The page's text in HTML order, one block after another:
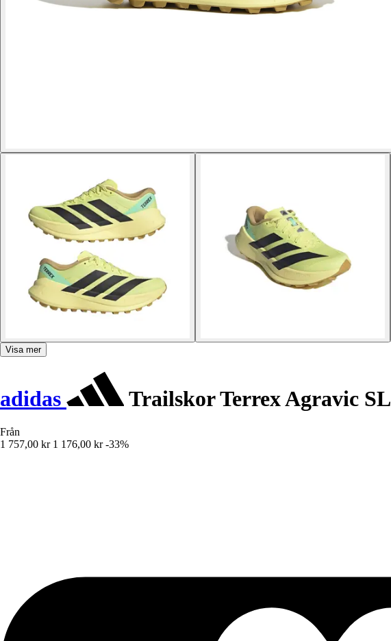
Visa mer
adidas Trailskor Terrex Agravic SL
Från
1 757,00 kr 1 176,00 kr -33%